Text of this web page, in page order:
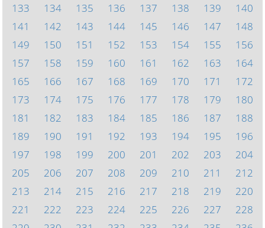
133
134 135 136 137 138 139
140
141
142 143 144 145 146 147
148
149
150 151 152 153 154 155
156
157
158 159 160 161 162 163
164
165
166 167 168 169 170 171
172
173
174 175 176 177 178 179
180
181
182 183 184 185 186 187
188
189
190 191 192 193 194 195
196
197
198 199 200 201 202 203
204
205
206 207 208 209 210 211
212
213
214 215 216 217 218 219
220
221
222 223 224 225 226 227
228